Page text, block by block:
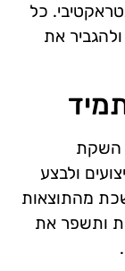
כל
את
השקת
ולבצע
מהתוצאות
ותשפר את